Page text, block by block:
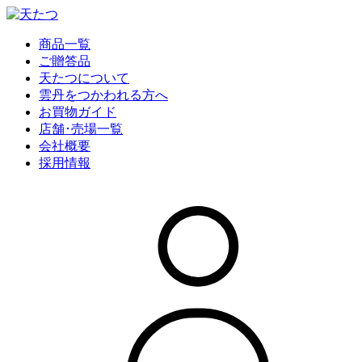
商品一覧
ご贈答品
天たつについて
雲丹をつかわれる方へ
お買物ガイド
店舗･売場一覧
会社概要
採用情報